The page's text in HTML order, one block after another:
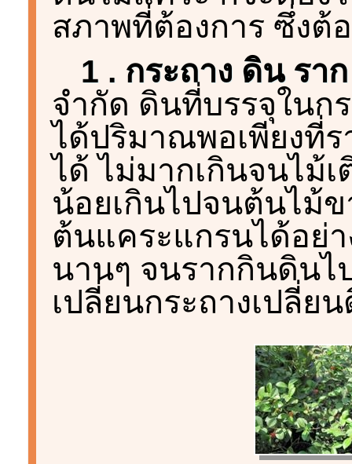
สภาพที่ต้องการ ซึ่งต้
1 . กระถาง ดิน ราก
จำกัด ดินที่บรรจุในก
ได้ปริมาณพอเพียงที่
ได้ ไม่มากเกินจนไม้
น้อยเกินไปจนต้นไม้
ต้นแคระแกรนได้อย่
นานๆ จนรากกินดินไ
เปลี่ยนกระถางเปลี่ย